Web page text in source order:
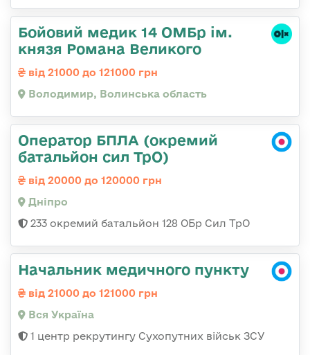
Бойовий медик 14 ОМБр ім.
князя Романа Великого
від 21000 до 121000 грн
Володимир, Волинська область
Оператор БПЛА (окремий
батальйон сил ТрО)
від 20000 до 120000 грн
Дніпро
233 окремий батальйон 128 ОБр Сил ТрО
Начальник медичного пункту
від 21000 до 121000 грн
Вся Україна
1 центр рекрутингу Сухопутних військ ЗСУ